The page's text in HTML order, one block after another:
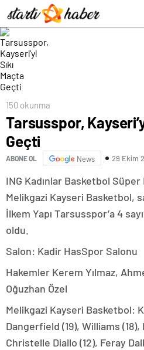
150 okunma
Tarsusspor,
Geçti
ABONE OL News 29 Ekim
ING Kadınlar Basketbol
Melikgazi Kayseri Basketbol,
İlkem Yapı Tarsusspor’a 4
oldu.
Salon: Kadir HasSpor Salonu
Hakemler Kerem Yılmaz,
Oğuzhan Özel
Melikgazi Kayseri Basketbol:
Dangerfield (19), Williams (18),
Christelle Diallo (12), Feray